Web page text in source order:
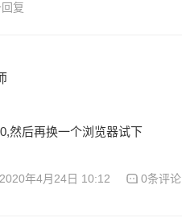
复
然后再换一个浏览器试下
2020年4月24日 10:12 0条评论